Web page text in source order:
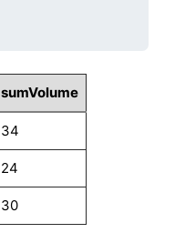
sumVolume
34
24
30